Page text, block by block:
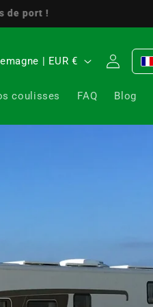
5349 0176
coulisses FAQ Blog
Allemagne | EUR €
connecter